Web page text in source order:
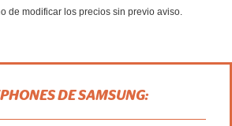
de modificar los precios sin previo aviso.
DE SAMSUNG: